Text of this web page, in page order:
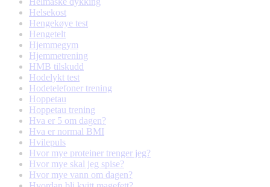
Helsekost
Hengekøye test
Hengetelt
Hjemmegym
Hjemmetrening
HMB tilskudd
Hodelykt test
Hodetelefoner trening
Hoppetau
Hoppetau trening
Hva er 5 om dagen?
Hva er normal BMI
Hvilepuls
Hvor mye proteiner trenger jeg?
Hvor mye skal jeg spise?
Hvor mye vann om dagen?